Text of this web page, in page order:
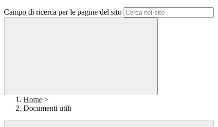
Campo di ricerca per le pagine del sito
Home >
Documenti utili